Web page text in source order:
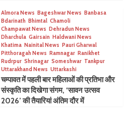
Almora News Bageshwar News Banbasa
Bdarinath Bhimtal Chamoli
Champawat News Dehradun News
Dharchula Gairsain Haldwani News
Khatima Nainital News Pauri Gharwal
Pitthoragah News Ramnagar Ranikhet
Rudrpur Shrinagar Someshwar Tankpur
Uttarakhand News Uttarkashi
चम्पावत में पहली बार महिलाओं की प्रतिभा और
संस्कृति का दिखेगा संगम, ‘सावन उत्सव
2026’ की तैयारियां अंतिम दौर में